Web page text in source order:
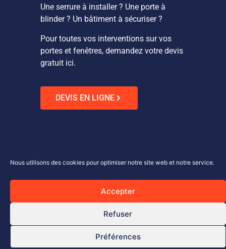
Nous utilisons des cookies pour optimiser notre site web et notre service.
Accepter
Refuser
Préférences
Une serrure à installer ? Une porte à
blinder ? Un bâtiment à sécuriser ?
Pour toutes vos interventions sur vos
portes et fenêtres, demandez votre devis
gratuit ici.
DEVIS EN LIGNE
Vega&CO 2024